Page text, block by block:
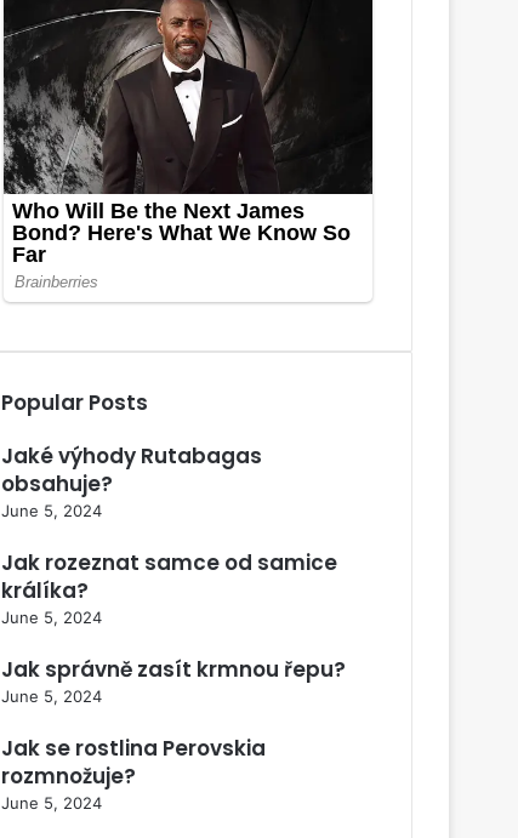
Popular Posts
Jaké výhody Rutabagas
obsahuje?
June 5, 2024
Jak rozeznat samce od samice
králíka?
June 5, 2024
Jak správně zasít krmnou řepu?
June 5, 2024
Jak se rostlina Perovskia
rozmnožuje?
June 5, 2024